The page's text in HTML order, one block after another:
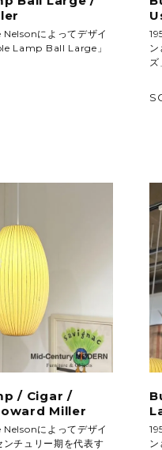
によってデザイ
Lamp Ball Large」
ズ
/ Cigar /
Miller
によってデザイ
ンチュリー期を代表す
ン